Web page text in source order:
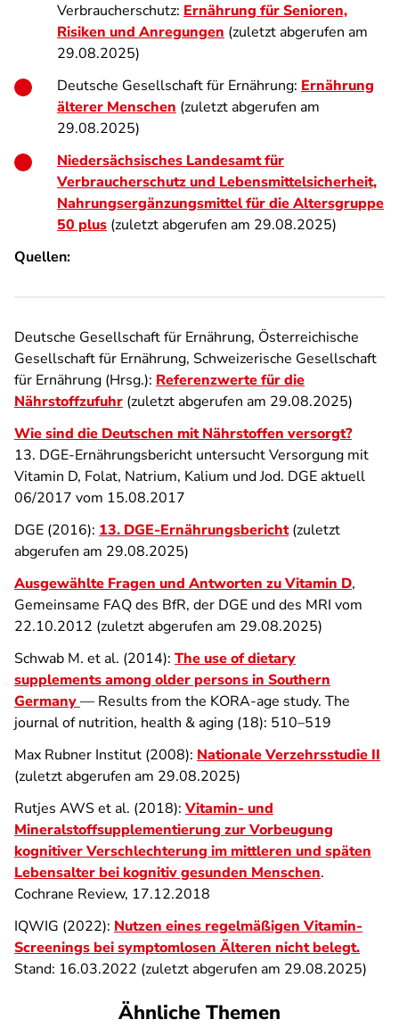
Verbraucherschutz: Ernährung für Senioren,
Risiken und Anregungen (zuletzt abgerufen am
29.08.2025)
Deutsche Gesellschaft für Ernährung: Ernährung
älterer Menschen (zuletzt abgerufen am
29.08.2025)
Niedersächsisches Landesamt für
Verbraucherschutz und Lebensmittelsicherheit,
Nahrungsergänzungsmittel für die Altersgruppe
50 plus (zuletzt abgerufen am 29.08.2025)
Quellen:
Deutsche Gesellschaft für Ernährung, Österreichische
Gesellschaft für Ernährung, Schweizerische Gesellschaft
für Ernährung (Hrsg.): Referenzwerte für die
Nährstoffzufuhr (zuletzt abgerufen am 29.08.2025)
Wie sind die Deutschen mit Nährstoffen versorgt?
13. DGE-Ernährungsbericht untersucht Versorgung mit
Vitamin D, Folat, Natrium, Kalium und Jod. DGE aktuell
06/2017 vom 15.08.2017
DGE (2016): 13. DGE-Ernährungsbericht(zuletzt
abgerufen am 29.08.2025)
Ausgewählte Fragen und Antworten zu Vitamin D,
Gemeinsame FAQ des BfR, der DGE und des MRI vom
22.10.2012 (zuletzt abgerufen am 29.08.2025)
Schwab M. et al. (2014): The use of dietary
supplements among older persons in Southern
Germany— Results from the KORA-age study. The
journal of nutrition, health & aging (18): 510–519
Max Rubner Institut (2008): Nationale Verzehrsstudie II
(zuletzt abgerufen am 29.08.2025)
Rutjes AWS et al. (2018): Vitamin- und
Mineralstoffsupplementierung zur Vorbeugung
kognitiver Verschlechterung im mittleren und späten
Lebensalter bei kognitiv gesunden Menschen.
Cochrane Review, 17.12.2018
IQWIG (2022): Nutzen eines regelmäßigen Vitamin-
Screenings bei symptomlosen Älteren nicht belegt.
Stand: 16.03.2022 (zuletzt abgerufen am 29.08.2025)
Ähnliche Themen